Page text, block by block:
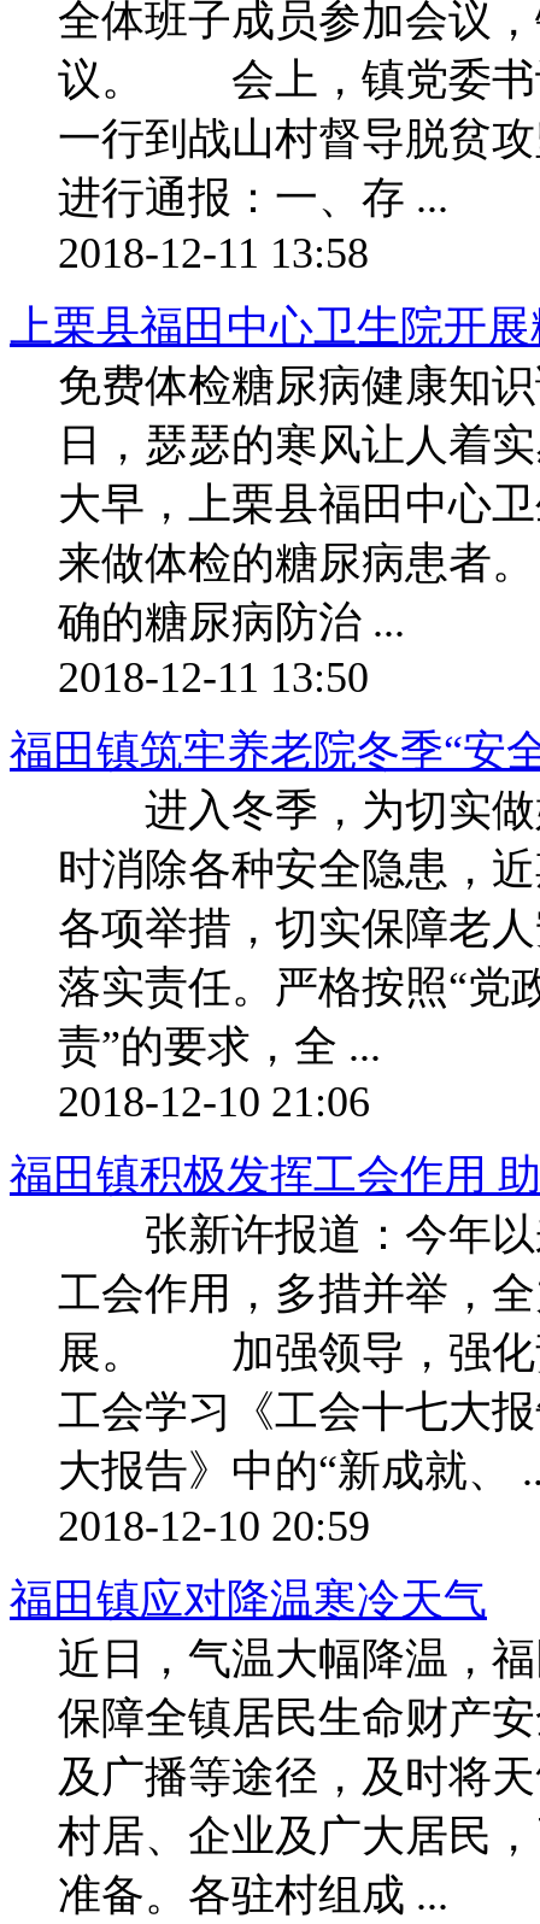
全体班子成员参加会议
议。 会上，镇党委书
一行到战山村督导脱贫
进行通报：一、存 ...
2018-12-11 13:58
上栗县福田中心卫生院开
免费体检糖尿病健康
日，瑟瑟的寒风让人着
大早，上栗县福田中心
来做体检的糖尿病患
确的糖尿病防治 ...
2018-12-11 13:50
福田镇筑牢养老院冬季“安
进入冬季，为切实做
时消除各种安全隐患，
各项举措，切实保障
落实责任。严格按照“党
责”的要求，全 ...
2018-12-10 21:06
福田镇积极发挥工会作用
张新许报道：今年以
工会作用，多措并举，
展。 加强领导，强化
工会学习《工会十七大
大报告》中的“新成就、
2018-12-10 20:59
福田镇应对降温寒冷天气
近日，气温大幅降温，
保障全镇居民生命财产
及广播等途径，及时将
村居、企业及广大居民
准备。各驻村组成 ...